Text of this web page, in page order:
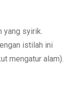
yang syirik.
istilah ini
mengatur alam).